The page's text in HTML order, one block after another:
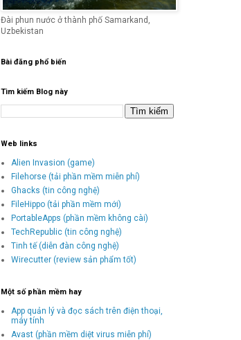
Đài phun nước ở thành phố Samarkand,
Uzbekistan
Bài đăng phổ biến
Tìm kiếm Blog này
Web links
Alien Invasion (game)
Filehorse (tải phần mềm miễn phí)
Ghacks (tin công nghệ)
FileHippo (tải phần mềm mới)
PortableApps (phần mềm không cài)
TechRepublic (tin công nghệ)
Tinh tế (diễn đàn công nghệ)
Wirecutter (review sản phẩm tốt)
Một số phần mềm hay
App quản lý và đọc sách trên điện thoại,
máy tính
Avast (phần mềm diệt virus miễn phí)